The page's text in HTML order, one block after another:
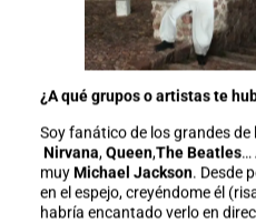
¿A qué grupos o artistas te
Soy fanático de los grandes de
Nirvana, Queen,The Beatles…
muyMichael Jackson. Desde
en el espejo, creyéndome él
habría encantado verlo en